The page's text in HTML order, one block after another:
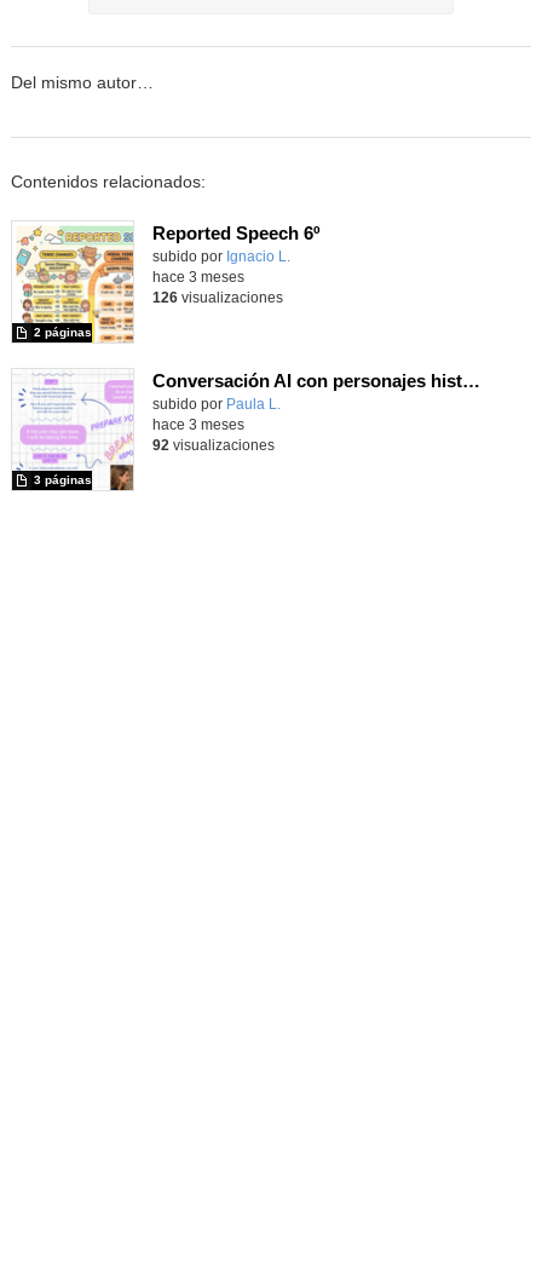
Del mismo autor…
Contenidos relacionados:
Reported Speech 6º
Contenido educativo.
subido por Ignacio L.
2 páginas
hace 3 meses
126visualizaciones
Conversación AI con personajes históricos
Contenido educativo.
subido por Paula L.
3 páginas
hace 3 meses
92 visualizaciones